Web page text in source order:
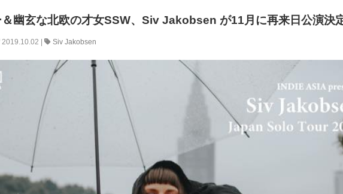
＆幽玄な北欧の才女SSW、Siv Jakobsen が11月に再来日公演決
2019.10.02 | Siv Jakobsen